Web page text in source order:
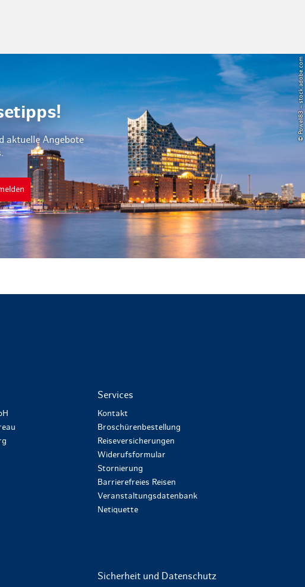
aktuelle Angebote
© Powell83 – stock.adobe.com
Services
Kontakt
Broschürenbestellung
Reiseversicherungen
Widerufsformular
Stornierung
Barrierefreies Reisen
Veranstaltungsdatenbank
Netiquette
Sicherheit und Datenschutz